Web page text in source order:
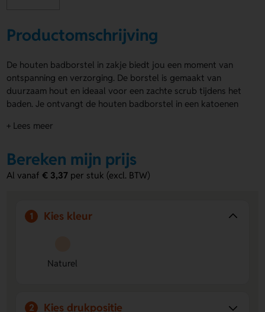
Productomschrijving
De houten badborstel in zakje biedt jou een moment van
ontspanning en verzorging. De borstel is gemaakt van
duurzaam hout en ideaal voor een zachte scrub tijdens het
baden. Je ontvangt de houten badborstel in een katoenen
de borstel zelf kun je laten graveren. De houten badborstel
verzorgingspakketten.
Voordelen van de houten badborstel in
Duurzame materialen:
De borstel is van hout, het zakje
van katoen – goed voor mens en milieu.
Voor zachte verzorging:
+ Lees meer
Bereken mijn prijs
Al vanaf€ 3,37 per stuk (excl. BTW)
1 Kies kleur
Naturel
2 Kies drukpositie